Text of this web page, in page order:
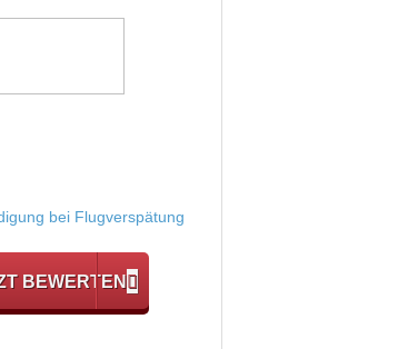
bei Flugverspätung
BEWERTEN